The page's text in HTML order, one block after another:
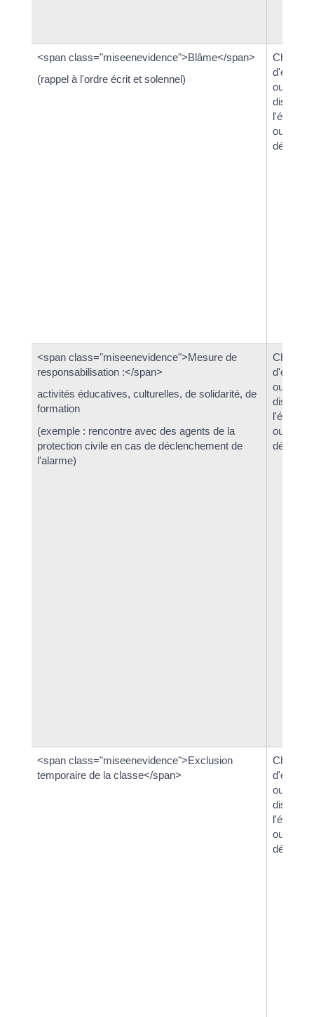
<span class="miseenevidence">Blâme</span>
(rappel à l'ordre écrit et solennel)
Chef
ou
ou
<span class="miseenevidence">Mesure de
responsabilisation :</span>
activités éducatives, culturelles, de solidarité, de
formation
(exemple : rencontre avec des agents de la
protection civile en cas de déclenchement de
l'alarme)
Chef
ou
ou
<span class="miseenevidence">Exclusion
temporaire de la classe</span>
Chef
ou
ou